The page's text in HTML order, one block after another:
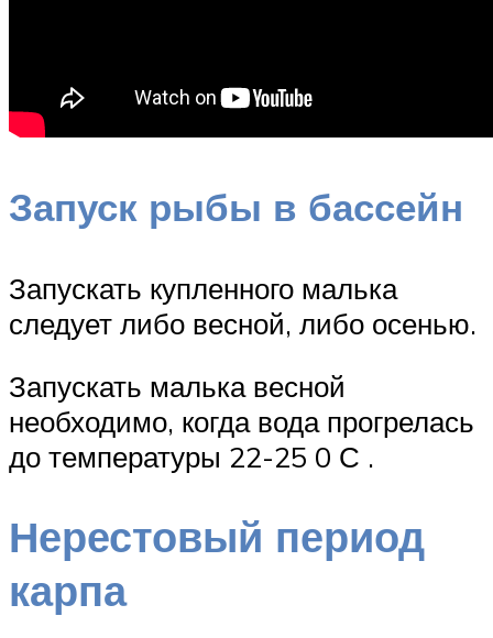
Запуск рыбы в бассейн
Запускать купленного малька
следует либо весной, либо осенью.
Запускать малька весной
необходимо, когда вода прогрелась
до температуры 22-25 0 С .
Нерестовый период
карпа